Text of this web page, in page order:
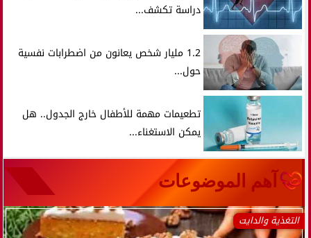
دراسة تكشف...
1.2 مليار شخص يعانون من اضطرابات نفسية
حول...
تطعيمات مهمة للأطفال خارج الجدول.. هل
يمكن الاستغناء...
آهم الموضوعات
التغذية والدايت